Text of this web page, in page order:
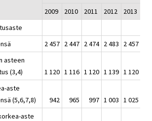
2009
2010 2011 2012 2013
2 457 2 447 2 474 2 483 2 457
asteen
(3,4)
1 120 1 116 1 120 1 139 1 120
aste
(5,6,7,8)
942 965 997 1 003 1 025
aste